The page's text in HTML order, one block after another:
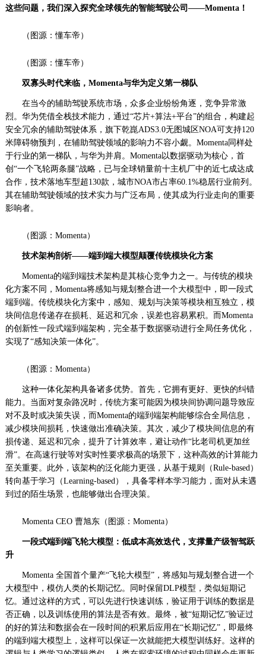
这些问题，我们深入探究全球领先的智能驾驶公司 ——Momenta！
（图源：懂车帝）
（图源：懂车帝）
双寡头时代来临，Momenta与华为定义第一梯队
在当今的辅助驾驶系统市场，众多企业纷纷角逐，竞争异常激
烈。华为凭借全栈技术能力，通过“芯片+算法+平台”的组合，构建起
安全冗余的辅助驾驶体系，旗下乾崑ADS3.0无图城区NOA可支持120
米障碍物预判，在辅助驾驶领域的影响力不容小觑。Momenta同样处
于行业的第一梯队，与华为并肩。Momenta以数据驱动为核心，首
创“一个飞轮两条腿”战略，已与全球销量前十主机厂中的近七成达成
合作，技术落地车型超130款，城市NOA市占率60.1%稳居行业前列。
其在辅助驾驶领域的技术实力与广泛布局，使其成为行业走向的重要
影响者。
（图源：Momenta）
技术架构剖析——端到端大模型颠覆传统模块化方案
Momenta的端到端技术架构是其核心竞争力之一。与传统的模块
化方案不同，Momenta将感知与规划整合进一个大模型中，即一段式
端到端。传统模块化方案中，感知、规划与决策等模块相互独立，模
块间信息传递存在损耗、延迟和冗余，误差也容易累积。而Momenta
的创新性一段式端到端架构，完全基于数据驱动进行全局任务优化，
实现了“感知决策一体化”。
（图源：Momenta）
这种一体化架构具备诸多优势。首先，它拥有更好、更快的纠错
能力。当面对复杂路况时，传统方案可能因为模块间协调问题导致应
对不及时或决策失误，而Momenta的端到端架构能够综合全局信息，
减少模块间损耗，快速做出准确决策。其次，减少了模块间信息的有
损传递、延迟和冗余，提升了计算效率，避让动作“比老司机更加丝
滑”。在高速行驶等对实时性要求极高的场景下，这种高效的计算能力
至关重要。此外，该架构的泛化能力更强，从基于规则（Rule-based）
转向基于学习（Learning-based），具备零样本学习能力，面对从未遇
到过的陌生场景，也能够做出合理决策。
Momenta CEO 曹旭东（图源：Momenta）
一段式端到端飞轮大模型：低成本高效迭代，支撑量产级智驾跃
升
Momenta 全国首个量产“飞轮大模型”，将感知与规划整合进一个
大模型中，模仿人类的长期记忆。同时保留DLP模型，类似短期记
忆。通过这样的方式，可以先进行快速训练，验证用于训练的数据是
否正确，以及训练使用的算法是否有效。最终，被“短期记忆”验证过
的好的算法和数据会在一段时间的积累后应用在“长期记忆”，即最终
的端到端大模型上，这样可以保证一次就能把大模型训练好。这样的